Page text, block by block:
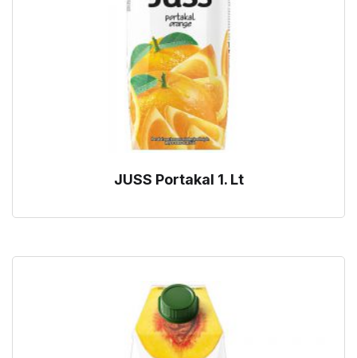
JUSS Portakal 1. Lt